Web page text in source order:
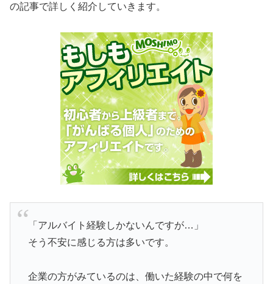
の記事で詳しく紹介していきます。
「アルバイト経験しかないんですが…」
そう不安に感じる方は多いです。
企業の方がみているのは、働いた経験の中で何を